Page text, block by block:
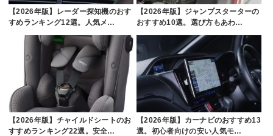
【2026年版】レーダー探知機のおす
すめランキング12選。人気メ…
【2026年版】ジャンプスターターの
おすすめ10選。選び方もあわ…
【2026年版】チャイルドシートのお
すすめランキング22選。安全…
【2026年版】カーナビのおすすめ13
選。初心者向けの安い人気モ…